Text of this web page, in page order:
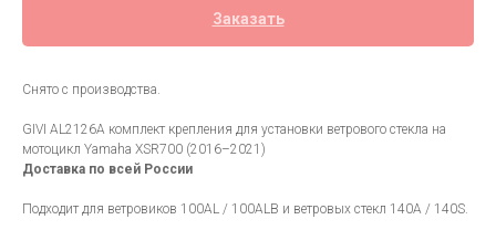
Заказать
Снято с производства.
GIVI AL2126A комплект крепления для установки ветрового стекла на
мотоцикл Yamaha XSR700 (2016–2021)
Доставка по всей России
Подходит для ветровиков 100AL / 100ALB и ветровых стекл 140A / 140S.